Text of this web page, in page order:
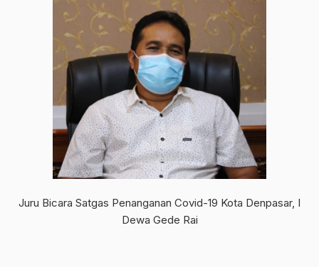
Juru Bicara Satgas Penanganan Covid-19 Kota Denpasar, I
Dewa Gede Rai